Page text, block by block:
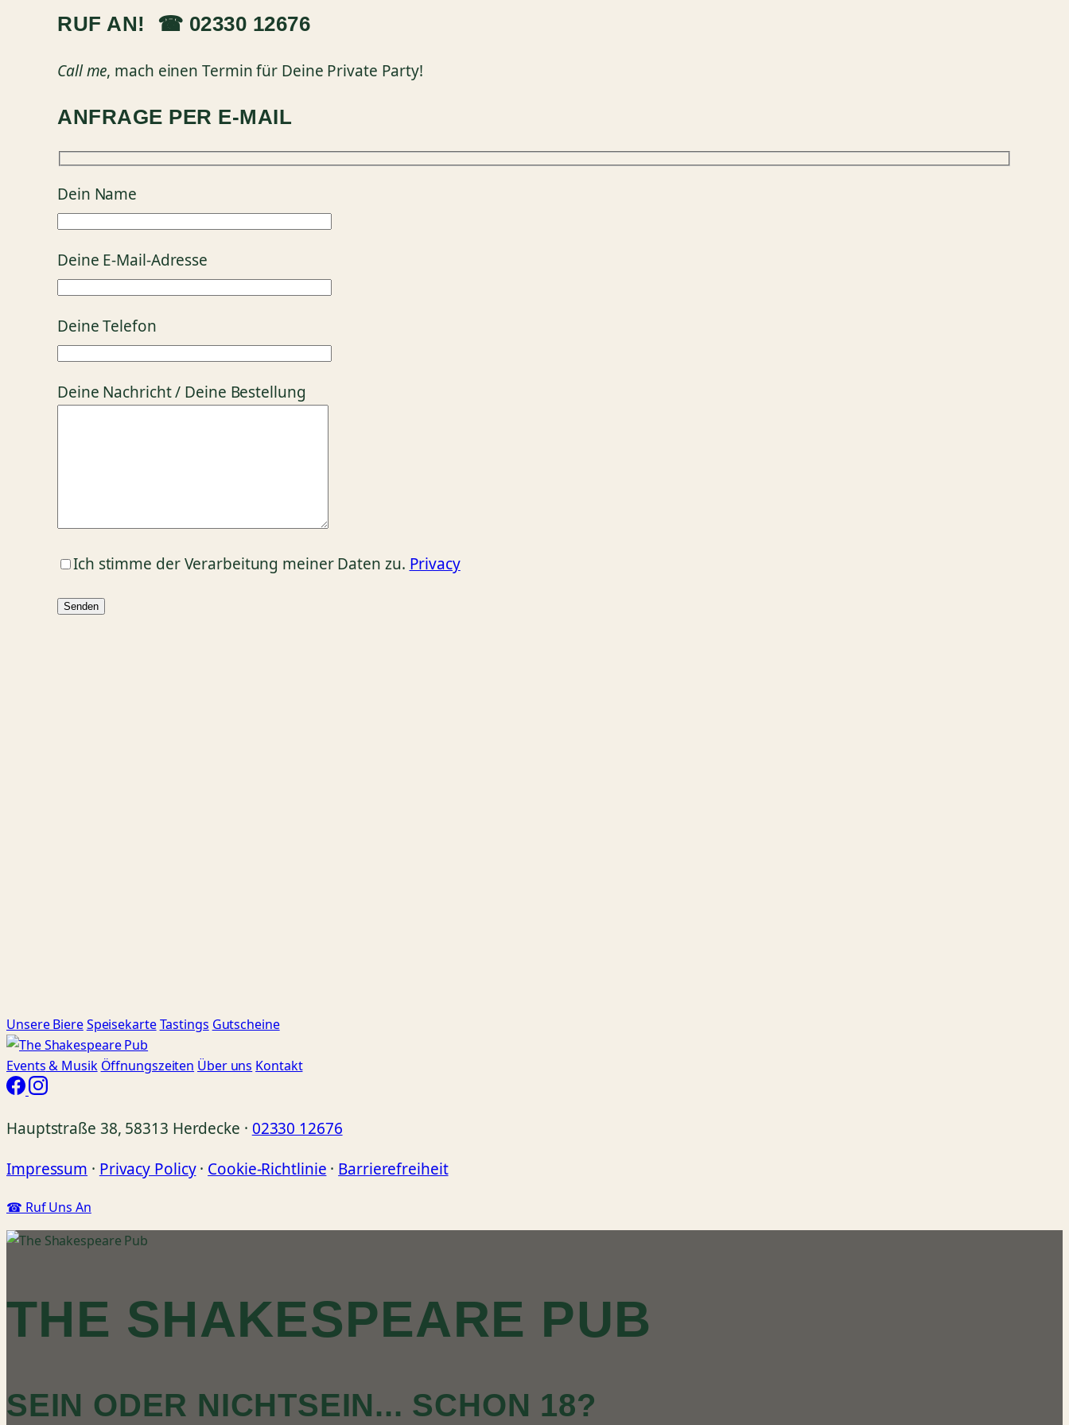
RUF AN! ☎ 02330 12676
Call me, mach einen Termin für Deine Private Party!
ANFRAGE PER E-MAIL
Dein Name
Deine E-Mail-Adresse
Deine Telefon
Deine Nachricht / Deine Bestellung
Ich stimme der Verarbeitung meiner Daten zu. Privacy
Unsere BiereSpeisekarteTastings Gutscheine
Events& Musik Öffnungszeiten Über uns Kontakt
Hauptstraße 38, 58313 Herdecke · 02330 12676
Impressum · Privacy Policy· Cookie-Richtlinie · Barrierefreiheit
☎ Ruf Uns An
THE SHAKESPEARE PUB
SEIN ODER NICHTSEIN... SCHON 18?